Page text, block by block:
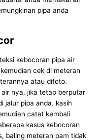
pipa anda
kebocoran pipa air
cek di meteran
atau difoto.
nya, jika tetap berputar
jalur pipa anda. kasih
catat kembali
kasus kebocoran
baling meteran pam tidak